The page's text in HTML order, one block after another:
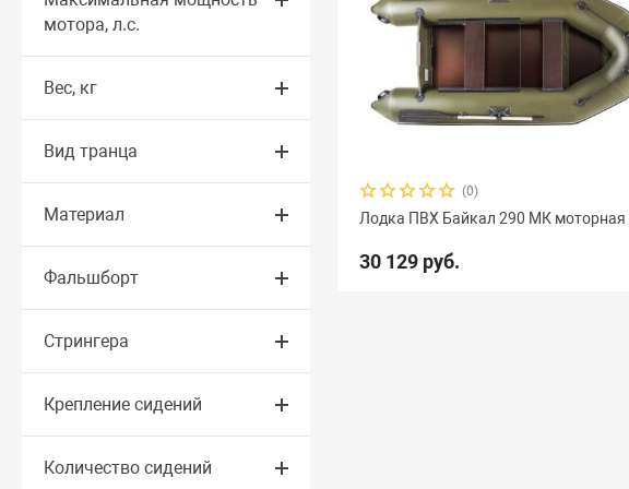
мотора, л.с.
Вес, кг
Вид транца
Материал
Фальшборт
Стрингера
Крепление сидений
Количество сидений
(0)
Лодка ПВХ Байкал 290 МК моторная
30 129 руб.